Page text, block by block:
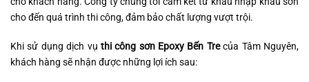
cho đến quá trình thi công, đảm bảo chất lượng vượt trội.
Khi sử dụng dịch vụ thi công sơn Epoxy Bến Trecủa Tâm Nguyên,
khách hàng sẽ nhận được những lợi ích sau: